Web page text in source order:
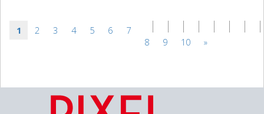
1 2 3 4 5 6
7
8
9 10 »